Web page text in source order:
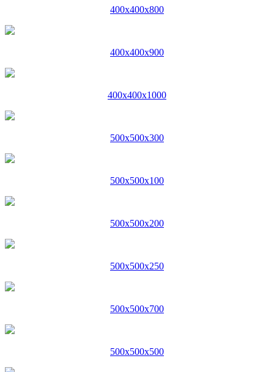
400x400x800
400x400x900
400x400x1000
500x500x300
500x500x100
500x500x200
500x500x250
500x500x700
500x500x500